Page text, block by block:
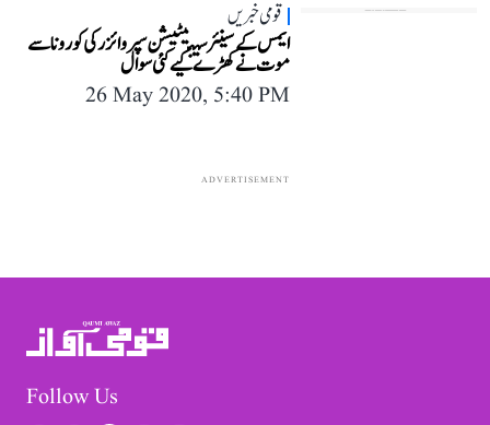
قومی خبریں
ایمس کے سینئر سینیٹیشن سپروائزر کی کورونا سے
موت نے کھڑے کیے کئی سوال
26 May 2020, 5:40 PM
ADVERTISEMENT
Follow Us